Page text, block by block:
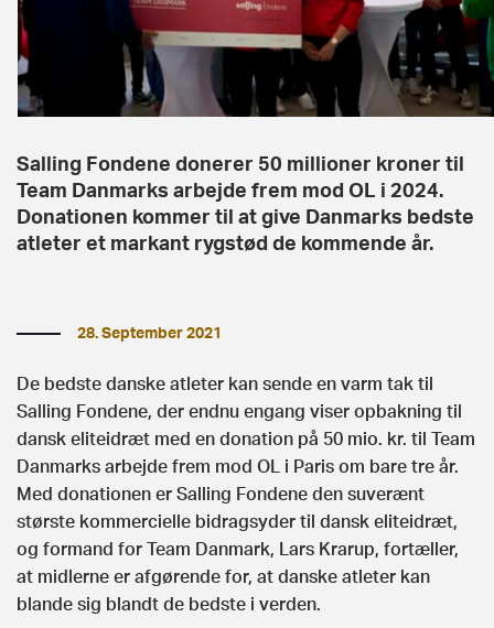
Salling Fondene donerer 50 millioner kroner til
Team Danmarks arbejde frem mod OL i 2024.
Donationen kommer til at give Danmarks bedste
atleter et markant rygstød de kommende år.
28. September 2021
De bedste danske atleter kan sende en varm tak til
Salling Fondene, der endnu engang viser opbakning til
dansk eliteidræt med en donation på 50 mio. kr. til Team
Danmarks arbejde frem mod OL i Paris om bare tre år.
Med donationen er Salling Fondene den suverænt
største kommercielle bidragsyder til dansk eliteidræt,
og formand for Team Danmark, Lars Krarup, fortæller,
at midlerne er afgørende for, at danske atleter kan
blande sig blandt de bedste i verden.